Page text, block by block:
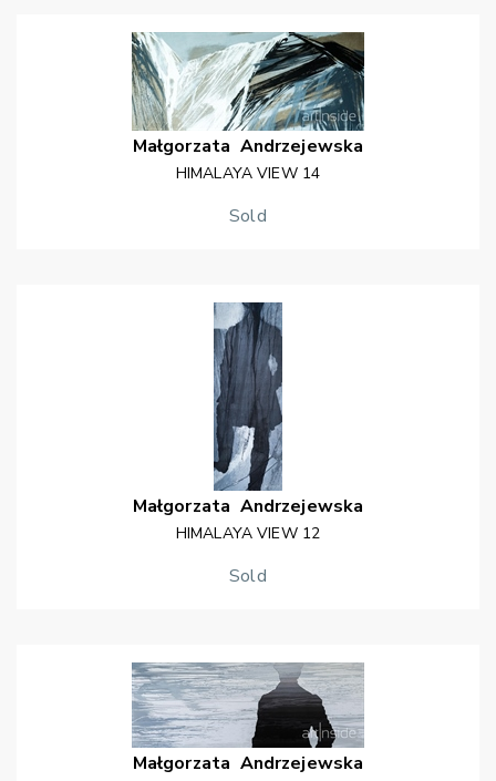
Małgorzata Andrzejewska
HIMALAYA VIEW 14
Sold
Małgorzata Andrzejewska
HIMALAYA VIEW 12
Sold
Małgorzata Andrzejewska